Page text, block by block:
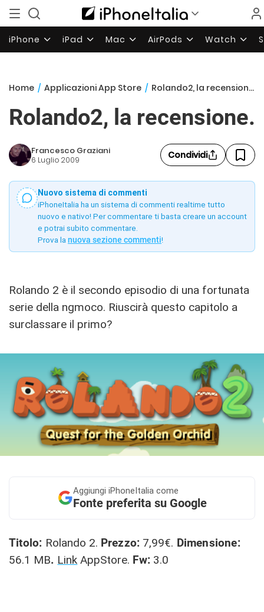
iPhone iPad Mac AirPods Watch
Home / Applicazioni App Store / Rolando2, la recensione.
Rolando2, la recensione.
Francesco Graziani
6 Luglio 2009 Condividi
Nuovo sistema di commenti
iPhoneItalia ha un sistema di commenti realtime tutto
nuovo e nativo! Per commentare ti basta creare un account
e potrai subito commentare.
Prova la nuova sezione commenti!
Rolando 2 è il secondo episodio di una fortunata
serie della ngmoco. Riuscirà questo capitolo a
surclassare il primo?
Aggiungi iPhoneItalia come
Fonte preferita su Google
Titolo: Rolando 2. Prezzo: 7,99€. Dimensione:
56.1 MB. Link AppStore. Fw: 3.0